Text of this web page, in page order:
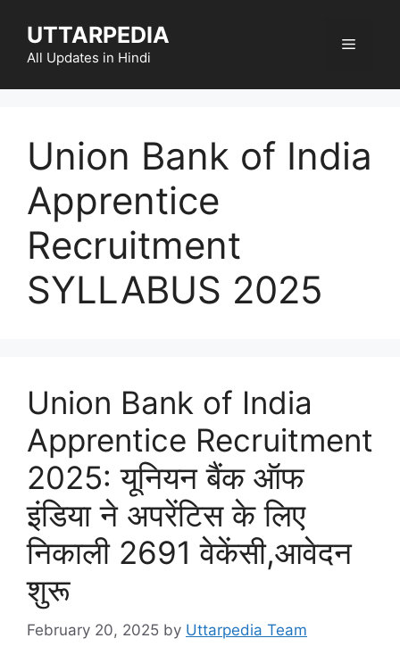
content
UTTARPEDIA
All Updates in Hindi
Menu
Union Bank of India
Apprentice
Recruitment
SYLLABUS 2025
Union Bank of India
Apprentice Recruitment
2025: यूनियन बैंक ऑफ
इंडिया ने अपरेंटिस के लिए
निकाली 2691 वेकेंसी,आवेदन
शुरू
February 20, 2025 by Uttarpedia Team